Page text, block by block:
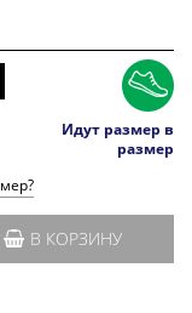
Идут размер в
размер
В КОРЗИНУ